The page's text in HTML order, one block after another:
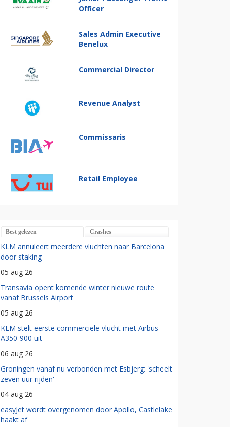
Officer
Sales Admin Executive
Benelux
Commercial Director
Revenue Analyst
Commissaris
Retail Employee
Best gelezen Crashes
KLM annuleert meerdere vluchten naar Barcelona
door staking
05 aug 26
Transavia opent komende winter nieuwe route
vanaf Brussels Airport
05 aug 26
KLM stelt eerste commerciële vlucht met Airbus
A350-900 uit
06 aug 26
Groningen vanaf nu verbonden met Esbjerg: 'scheelt
zeven uur rijden'
04 aug 26
easyJet wordt overgenomen door Apollo, Castlelake
haakt af